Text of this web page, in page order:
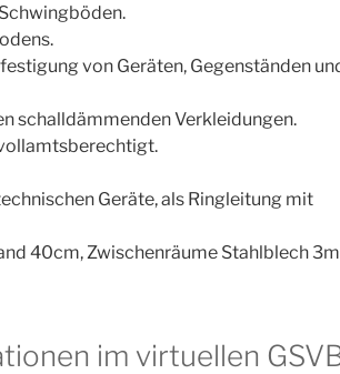
von Geräten, Gegenständen
schalldämmenden Verkleidungen.
Geräte, als Ringleitung mit
40cm, Zwischenräume Stahlblech
im virtuellen